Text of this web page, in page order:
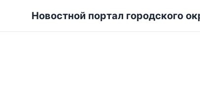
Новостной портал городского